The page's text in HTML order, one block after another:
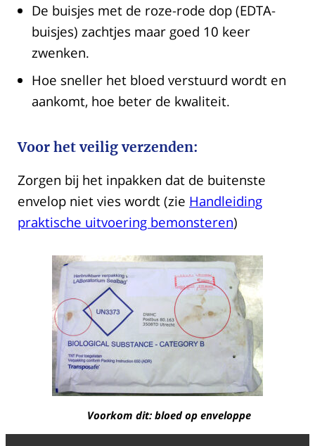
De buisjes met de roze-rode dop (EDTA-
buisjes) zachtjes maar goed 10 keer
zwenken.
Hoe sneller het bloed verstuurd wordt en
aankomt, hoe beter de kwaliteit.
Voor het veilig verzenden:
Zorgen bij het inpakken dat de buitenste
envelop niet vies wordt (zie Handleiding
praktische uitvoering bemonsteren)
Voorkom dit: bloed op enveloppe